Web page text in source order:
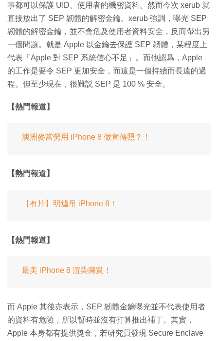
事都可以保護 UID、使用者的機密資料。然而今次 xerub 就
直接放出了 SEP 韌體的解密金鑰。xerub 強調，曝光 SEP
韌體的解密金鑰，並不會危及使用者資料安全，反而帶出另
一個問題。就是 Apple 以金鑰去保護 SEP 韌體，某程度上
代表「Apple 對 SEP 系統信心不足」。而他認爲，Apple
的工作是要令 SEP 更加安全，而這是一個持續而長遠的過
程。但至少現在，很難説 SEP 是 100 % 安全。
【熱門報道】
澳洲麥當勞用 iPhone 8 做宣傳照？！
【熱門報道】
【有片】明爐吊 iPhone 8！
【熱門報道】
最美 iPhone 8 渲染圖賞！
而 Apple 其後亦表示，SEP 韌體金鑰曝光並不代表使用者
的資料有危險，所以暫時並沒有打算推出補丁。其實，
Apple 本身都有提供獎金，若研究員發現 Secure Enclave